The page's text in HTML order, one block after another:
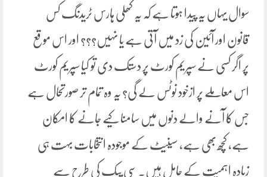
سوال یہاں یہ پیدا ہوتا ہے کہ یہ کھلی ہارس ٹریدنگ کس
قانون اور آئین کی زد میں آتی ہے یا نہیں؟؟؟ اور اس موقع
پر اگر کسی نے سپریم کورٹ پر دستک دی تو کیا سپریم کورٹ
اس معاملے پر ازخود نوٹس لے گی؟ یہ وہ تمام تر صورتحال ہے
جس کا آنے والے دنوں میں سامنا کیے جانے کا امکان
ہے، کچھ بھی ہے، سینیٹ کے موجودہ انتخابات بہت ہی
زیادہ اہمیت کے حامل ہیں۔ سی پیک کی طرح سے